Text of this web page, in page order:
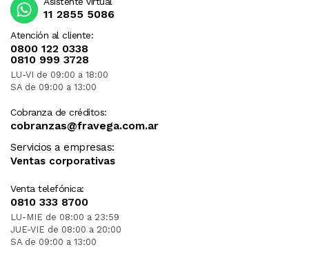
Atención al cliente:
0800 122 0338
0810 999 3728
LU-VI de 09:00 a 18:00
SA de 09:00 a 13:00
Cobranza de créditos:
cobranzas@fravega.com.ar
Servicios a empresas:
Ventas corporativas
Venta telefónica:
0810 333 8700
LU-MIE de 08:00 a 23:59
JUE-VIE de 08:00 a 20:00
SA de 09:00 a 13:00
11 2855 5086